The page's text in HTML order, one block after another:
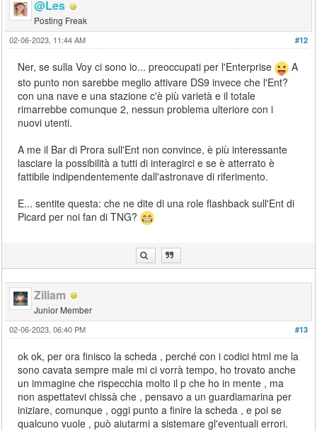
@Les
Posting Freak
#12
02-06-2023, 11:44 AM
Ner, se sulla Voy ci sono io... preoccupati per l'Enterprise
A
sto punto non sarebbe meglio attivare DS9 invece che l'Ent?
con una nave e una stazione c'è più varietà e il totale
rimarrebbe comunque 2, nessun problema ulteriore con i
nuovi utenti.
A me il Bar di Prora sull'Ent non convince, è più interessante
lasciare la possibilità a tutti di interagirci e se è atterrato è
fattibile indipendentemente dall'astronave di riferimento.
E... sentite questa: che ne dite di una role flashback sull'Ent di
Picard per noi fan di TNG?
Ziliam
Junior Member
#13
02-06-2023, 06:40 PM
ok ok, per ora finisco la scheda , perché con i codici html me la
sono cavata sempre male mi ci vorrà tempo, ho trovato anche
un immagine che rispecchia molto il p che ho in mente , ma
non aspettatevi chissà che , pensavo a un guardiamarina per
iniziare, comunque , oggi punto a finire la scheda , e poi se
qualcuno vuole , può aiutarmi a sistemare gl'eventuali errori.